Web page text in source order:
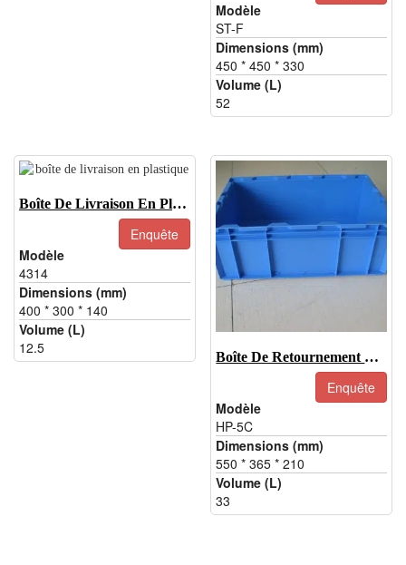
Modèle
ST-F
Dimensions (mm)
450 * 450 * 330
Volume (L)
52
Boîte De Livraison En Plastique-4314
Enquête
Modèle
4314
Dimensions (mm)
400 * 300 * 140
Volume (L)
12.5
Boîte De Retournement Empilable-HP-5C
Enquête
Modèle
HP-5C
Dimensions (mm)
550 * 365 * 210
Volume (L)
33